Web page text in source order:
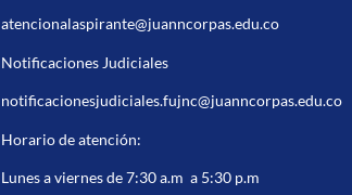
atencionalaspirante@juanncorpas.edu.co
Notificaciones Judiciales
notificacionesjudiciales.fujnc@juanncorpas.edu.co
Horario de atención:
Lunes a viernes de 7:30 a.m a 5:30 p.m